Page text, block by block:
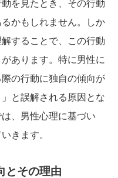
を見たとき、その行動
かもしれません。しか
することで、この行動
あります。特に男性に
の行動に独自の傾向が
と誤解される原因とな
、男性心理に基づい
きます。
とその理由